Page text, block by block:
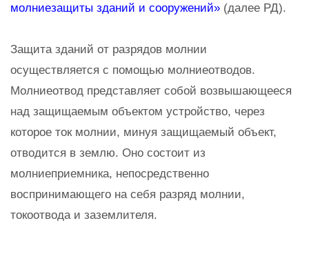
молниезащиты зданий и сооружений» (далее РД).
Защита зданий от разрядов молнии
осуществляется с помощью молниеотводов.
Молниеотвод представляет собой возвышающееся
над защищаемым объектом устройство, через
которое ток молнии, минуя защищаемый объект,
отводится в землю. Оно состоит из
молниеприемника, непосредственно
воспринимающего на себя разряд молнии,
токоотвода и заземлителя.